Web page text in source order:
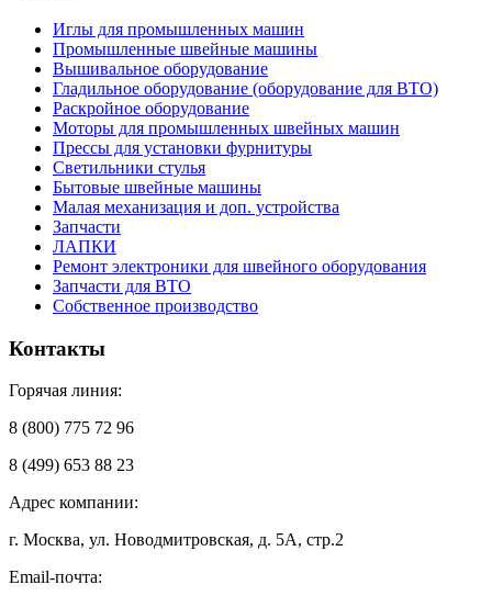
Иглы для промышленных машин
Промышленные швейные машины
Вышивальное оборудование
Гладильное оборудование (оборудование для ВТО)
Раскройное оборудование
Моторы для промышленных швейных машин
Прессы для установки фурнитуры
Светильники стулья
Бытовые швейные машины
Малая механизация и доп. устройства
Запчасти
ЛАПКИ
Ремонт электроники для швейного оборудования
Запчасти для ВТО
Собственное производство
Контакты
Горячая линия:
8 (800) 775 72 96
8 (499) 653 88 23
Адрес компании:
г. Москва, ул. Новодмитровская, д. 5А, стр.2
Email-почта: